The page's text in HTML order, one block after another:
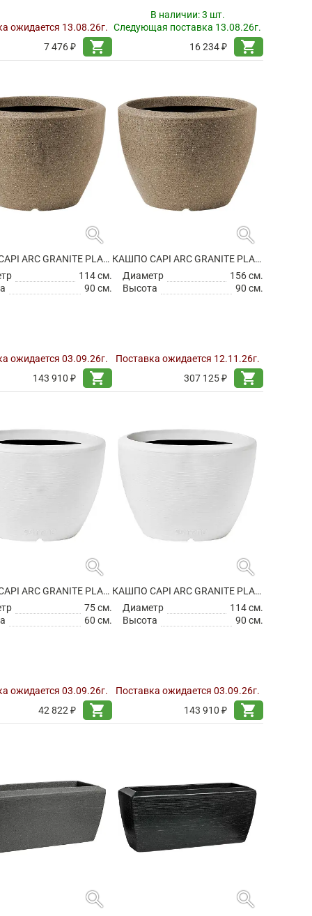
ожидается 13.08.26г.
7 476 ₽
shopping_cart
В наличии:3 шт.
Следующая поставка 13.08.26г.
16 234 ₽
shopping_cart
search
КАШПО CAPI ARC GRANITE PLANTER BALL WARM TAUPE
114 см.
90 см.
ожидается 03.09.26г.
143 910 ₽
shopping_cart
search
КАШПО CAPI ARC GRANITE PLANTER BALL WARM TAUPE
Диаметр
156 см.
Высота
90 см.
Поставка ожидается 12.11.26г.
307 125 ₽
shopping_cart
search
КАШПО CAPI ARC GRANITE PLANTER BALL WHITE
75 см.
60 см.
ожидается 03.09.26г.
42 822 ₽
shopping_cart
search
КАШПО CAPI ARC GRANITE PLANTER BALL WHITE
Диаметр
114 см.
Высота
90 см.
Поставка ожидается 03.09.26г.
143 910 ₽
shopping_cart
search search